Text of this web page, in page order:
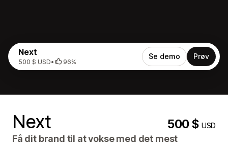
Next
500 $ USD• 96%
Se demo Prøv
Next 500 $USD
Få dit brand til at vokse med det mest